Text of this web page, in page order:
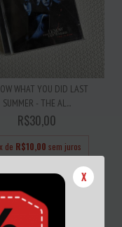
X
WHAT YOU DID LAST
SUMMER - THE AL...
R$30,00
x de R$10,00 sem juros